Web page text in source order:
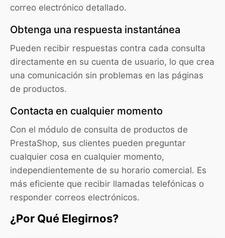
correo electrónico detallado.
Obtenga una respuesta instantánea
Pueden recibir respuestas contra cada consulta
directamente en su cuenta de usuario, lo que crea
una comunicación sin problemas en las páginas
de productos.
Contacta en cualquier momento
Con el módulo de consulta de productos de
PrestaShop, sus clientes pueden preguntar
cualquier cosa en cualquier momento,
independientemente de su horario comercial. Es
más eficiente que recibir llamadas telefónicas o
responder correos electrónicos.
¿Por Qué Elegirnos?